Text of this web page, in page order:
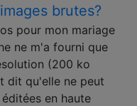
brutes?
pour mon mariage
ne m'a fourni que
(200 ko
dit qu'elle ne peut
en haute